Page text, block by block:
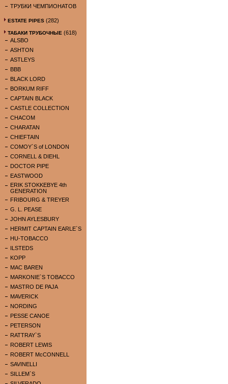
ТРУБКИ ЧЕМПИОНАТОВ
ESTATE PIPES (282)
ТАБАКИ ТРУБОЧНЫЕ (618)
ALSBO
ASHTON
ASTLEYS
BBB
BLACK LORD
BORKUM RIFF
CAPTAIN BLACK
CASTLE COLLECTION
CHACOM
CHARATAN
CHIEFTAIN
COMOY`S of LONDON
CORNELL & DIEHL
DOCTOR PIPE
EASTWOOD
ERIK STOKKEBYE 4th
GENERATION
FRIBOURG & TREYER
G. L. PEASE
JOHN AYLESBURY
HERMIT CAPTAIN EARLE`S
HU-TOBACCO
ILSTEDS
KOPP
MAC BAREN
MARKONIE`S TOBACCO
MASTRO DE PAJA
MAVERICK
NORDING
PESSE CANOE
PETERSON
RATTRAY`S
ROBERT LEWIS
ROBERT McCONNELL
SAVINELLI
SILLEM`S